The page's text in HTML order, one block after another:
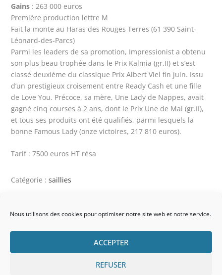
Nous utilisons des cookies pour optimiser notre site web et notre service.
ACCEPTER
REFUSER
Gains : 263 000 euros
Première production lettre M
Fait la monte au Haras des Rouges Terres (61 390 Saint-
Léonard-des-Parcs)
Parmi les leaders de sa promotion, Impressionist a obtenu
son plus beau trophée dans le Prix Kalmia (gr.II) et s’est
classé deuxième du classique Prix Albert Viel fin juin. Issu
d’un prestigieux croisement entre Ready Cash et une fille
de Love You. Précoce, sa mère, Une Lady de Nappes, avait
gagné cinq courses à 2 ans, dont le Prix Une de Mai (gr.II),
et tous ses produits ont été qualifiés, parmi lesquels la
bonne Famous Lady (onze victoires, 217 810 euros).
Tarif : 7500 euros HT résa
Catégorie :saillies
APPELEZ MOI